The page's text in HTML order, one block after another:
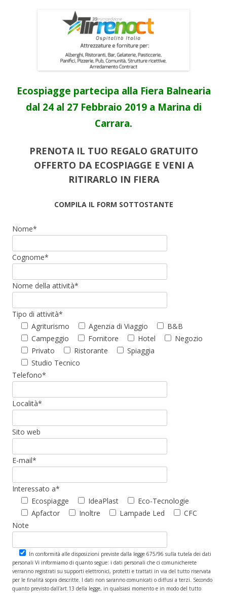
Ecospiagge partecipa alla Fiera Balnearia
dal 24 al 27 Febbraio 2019 a Marina di
Carrara.
PRENOTA IL TUO REGALO GRATUITO
OFFERTO DA ECOSPIAGGE E VENI A
RITIRARLO IN FIERA
COMPILA IL FORM SOTTOSTANTE
Nome*
Cognome*
Nome della attività*
Tipo di attività*
Agriturismo
Agenzia di Viaggio
B&B
Campeggio
Fornitore Hotel
Negozio
Privato
Ristorante
Spiaggia
Studio Tecnico
Telefono*
Località*
Sito web
E-mail*
Interessato a*
Ecospiagge
IdeaPlast
Eco-Tecnologie
Apfactor
Inoltre Lampade Led
CFC
Note
In conformità alle disposizioni previste dalla legge 675/96 sulla tutela dei dati
personali Vi informiamo di quanto segue: i dati personali che ci comunicherete
verranno registrati su supporti elettronici, protetti e trattati in via del tutto riservata
per le finalità sopra descritte. I dati non saranno comunicati o diffusi a terzi. Secondo
quanto previsto dall'art.13 della legge, in qualsiasi momento e in modo del tutto